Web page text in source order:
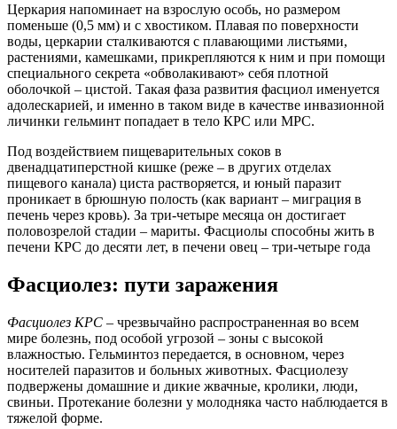
Церкария напоминает на взрослую особь, но размером
поменьше (0,5 мм) и с хвостиком. Плавая по поверхности
воды, церкарии сталкиваются с плавающими листьями,
растениями, камешками, прикрепляются к ним и при помощи
специального секрета «обволакивают» себя плотной
оболочкой – цистой. Такая фаза развития фасциол именуется
адолескарией, и именно в таком виде в качестве инвазионной
личинки гельминт попадает в тело КРС или МРС.
Под воздействием пищеварительных соков в
двенадцатиперстной кишке (реже – в других отделах
пищевого канала) циста растворяется, и юный паразит
проникает в брюшную полость (как вариант – миграция в
печень через кровь). За три-четыре месяца он достигает
половозрелой стадии – мариты. Фасциолы способны жить в
печени КРС до десяти лет, в печени овец – три-четыре года
Фасциолез: пути заражения
Фасциолез КРС – чрезвычайно распространенная во всем
мире болезнь, под особой угрозой – зоны с высокой
влажностью. Гельминтоз передается, в основном, через
носителей паразитов и больных животных. Фасциолезу
подвержены домашние и дикие жвачные, кролики, люди,
свиньи. Протекание болезни у молодняка часто наблюдается в
тяжелой форме.